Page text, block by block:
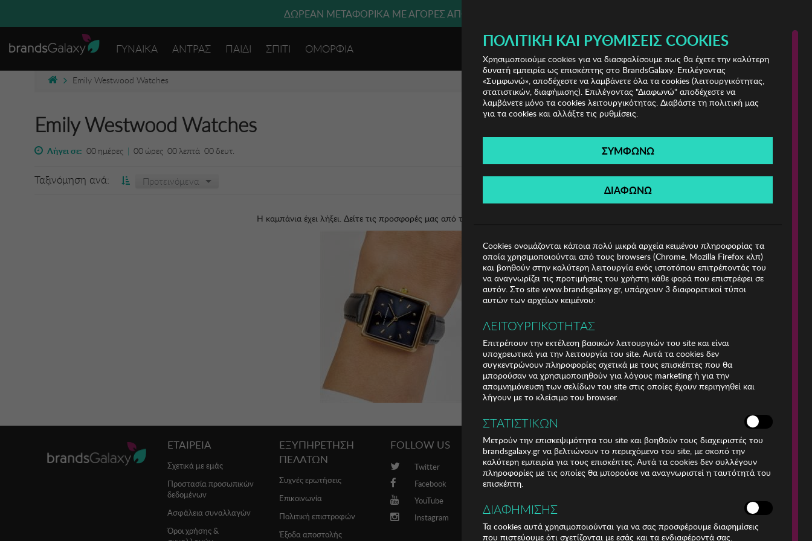
ΔΩΡΕΑΝ ΜΕΤΑΦΟΡΙΚΑ ΜΕ ΑΓΟΡΕΣ ΑΠΌ 49€ ΚΑΙ ΆΝΩ!
ΓΥΝΑΙΚΑ ΑΝΤΡΑΣ ΠΑΙΔΙ ΣΠΙΤΙ ΟΜΟΡΦΙΑ (0)
Emily Westwood Watches
Emily Westwood Watches
Λήγει σε: 00ημέρες | 00 ώρες 00λεπτά 00 δευτ.
Ταξινόμηση ανά: Προτεινόμενα
Η καμπάνια έχει λήξει. Δείτε τις προσφορές μας από τις διαθέσιμες καμπάνιες!
ΕΤΑΙΡΕΙΑ
Σχετικά με εμάς
Προστασία προσωπικών
δεδομένων
Ασφάλεια συναλλαγών
Όροι χρήσης &
ΕΞΥΠΗΡΕΤΗΣΗ
ΠΕΛΑΤΩΝ
Συχνές ερωτήσεις
Επικοινωνία
Πολιτική επιστροφών
Έξοδα αποστολής
FOLLOW US
Twitter
Facebook
YouTube
Instagram
PROMO
Brands
Για τηλεφωνικές
παραγγελίες καλέστε
211 18 94 400
9:30 - 14:30 & 24ώρες
Αριθμός Γ.Ε.Μη.:
009456401000
ΠΟΛΙΤΙΚΉ ΚΑΙ ΡΥΘΜΊΣΕΙΣ COOKIES
Χρησιμοποιούμε cookies για να διασφαλίσουμε πως θα έχετε την καλύτερη
δυνατή εμπειρία ως επισκέπτης στο BrandsGalaxy. Επιλέγοντας
«Συμφωνώ», αποδέχεστε να λαμβάνετε όλα τα cookies (λειτουργικότητας,
στατιστικών, διαφήμισης). Επιλέγοντας "Διαφωνώ" αποδέχεστε να
λαμβάνετε μόνο τα cookies λειτουργικότητας. Διαβάστε τη πολιτική μας
για τα cookies και αλλάξτε τις ρυθμίσεις.
ΣΥΜΦΩΝΩ
ΔΙΑΦΩΝΩ
Cookies ονομάζονται κάποια πολύ μικρά αρχεία κειμένου πληροφορίας τα
οποία χρησιμοποιούνται από τους browsers (Chrome, Mozilla Firefox κλπ)
και βοηθούν στην καλύτερη λειτουργία ενός ιστοτόπου επιτρέποντάς του
να αναγνωρίζει τις προτιμήσεις του χρήστη κάθε φορά που επιστρέφει σε
αυτόν. Στο site www.brandsgalaxy.gr, υπάρχουν 3 διαφορετικοί τύποι
αυτών των αρχείων κειμένου:
ΛΕΙΤΟΥΡΓΙΚΟΤΗΤΑΣ
Επιτρέπουν την εκτέλεση βασικών λειτουργιών του site και είναι
υποχρεωτικά για την λειτουργία του site. Αυτά τα cookies δεν
συγκεντρώνουν πληροφορίες σχετικά με τους επισκέπτες που θα
μπορούσαν να χρησιμοποιηθούν για λόγους marketing ή για την
απομνημόνευση των σελίδων του site στις οποίες έχουν περιηγηθεί και
λήγουν με το κλείσιμο του browser.
ΣΤΑΤΙΣΤΙΚΩΝ
Μετρούν την επισκεψιμότητα του site και βοηθούν τους διαχειριστές του
brandsgalaxy.gr να βελτιώνουν το περιεχόμενο του site, με σκοπό την
καλύτερη εμπειρία για τους επισκέπτες. Αυτά τα cookies δεν συλλέγουν
πληροφορίες με τις οποίες θα μπορούσε να αναγνωριστεί η ταυτότητά του
επισκέπτη.
ΔΙΑΦΗΜΙΣΗΣ
Τα cookies αυτά χρησιμοποιούνται για να σας προσφέρουμε διαφημίσεις
που πιστεύουμε ότι σχετίζονται με εσάς και τα ενδιαφέροντά σας.